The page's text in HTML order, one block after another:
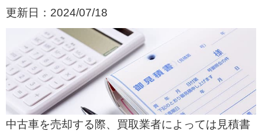
更新日： 2024/07/18
中古車を売却する際、買取業者によっては見積書